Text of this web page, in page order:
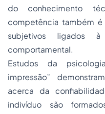
do conhecimento
competência também
subjetivos ligados
comportamental.
Estudos da
impressão”
acerca da
indivíduo são